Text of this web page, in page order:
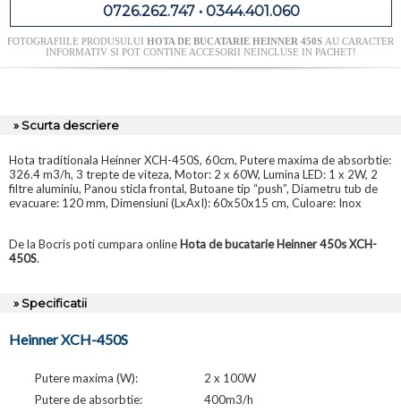
0726.262.747 • 0344.401.060
FOTOGRAFIILE PRODUSULUI HOTA DE BUCATARIE HEINNER 450S AU CARACTER
INFORMATIV SI POT CONTINE ACCESORII NEINCLUSE IN PACHET!
» Scurta descriere
Hota traditionala Heinner XCH-450S, 60cm, Putere maxima de absorbtie:
326.4 m3/h, 3 trepte de viteza, Motor: 2 x 60W, Lumina LED: 1 x 2W, 2
filtre aluminiu, Panou sticla frontal, Butoane tip “push”, Diametru tub de
evacuare: 120 mm, Dimensiuni (LxAxI): 60x50x15 cm, Culoare: Inox
De la Bocris poti cumpara online Hota de bucatarie Heinner 450s XCH-
450S.
» Specificatii
Heinner XCH-450S
Putere maxima (W):
2 x 100W
Putere de absorbtie:
400m3/h